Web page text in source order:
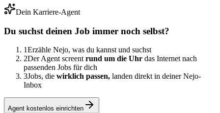
Dein Karriere-Agent
Du suchst deinen Job immer noch selbst?
1Erzähle Nejo, was du kannst und suchst
2Der Agent screent rund um die Uhr das Internet nach
passenden Jobs für dich
3Jobs, die wirklich passen, landen direkt in deiner Nejo-
Inbox
Agent kostenlos einrichten